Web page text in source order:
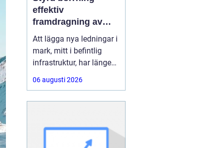
effektiv
framdragning av
ledningar utan
schakt
Att lägga nya ledningar i
mark, mitt i befintlig
infrastruktur, har länge
varit förknippat med
stora schakter,
06 augusti 2026